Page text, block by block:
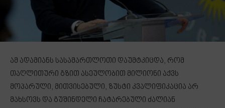
ამ ადამიანს სასამართლოთი დაუმტკიცდა, რომ
თაღლითური გზით ასეულობით მილიონი აქვს
მოპარული, მითვისებული, ზუსტი კვალიფიკაცია არ
მახსოვს და გუშინდელი ჩატარებული ძალიან